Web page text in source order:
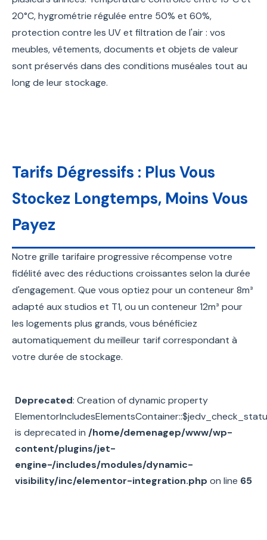
20°C, hygrométrie régulée entre 50% et 60%,
protection contre les UV et filtration de l'air : vos
meubles, vêtements, documents et objets de valeur
sont préservés dans des conditions muséales tout au
long de leur stockage.
Tarifs Dégressifs : Plus Vous
Stockez Longtemps, Moins Vous
Payez
Notre grille tarifaire progressive récompense votre
fidélité avec des réductions croissantes selon la durée
d'engagement. Que vous optiez pour un conteneur 8m³
adapté aux studios et T1, ou un conteneur 12m³ pour
les logements plus grands, vous bénéficiez
automatiquement du meilleur tarif correspondant à
votre durée de stockage.
Deprecated: Creation of dynamic property
is deprecated in /home/demenagep/www/wp-
content/plugins/jet-
engine-/includes/modules/dynamic-
visibility/inc/elementor-integration.php on line 65